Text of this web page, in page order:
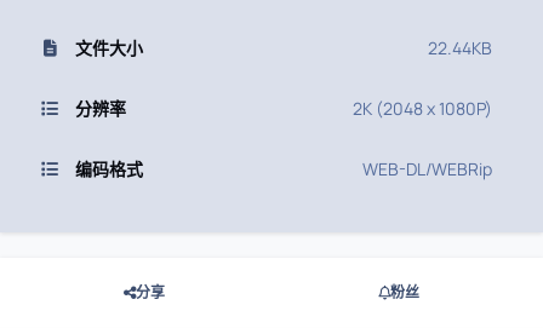
文件大小 22.44KB
分辨率 2K (2048 x 1080P)
编码格式 WEB-DL/WEBRip
分享 粉丝